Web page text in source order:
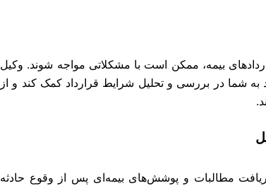
بیمه، ممکن است با مشکلاتی مواجه شوند. وکیل
به شما در بررسی و تحلیل شرایط قرارداد کمک کند و از
مطالبات و پوشش‌های بیمه‌ای پس از وقوع حادثه